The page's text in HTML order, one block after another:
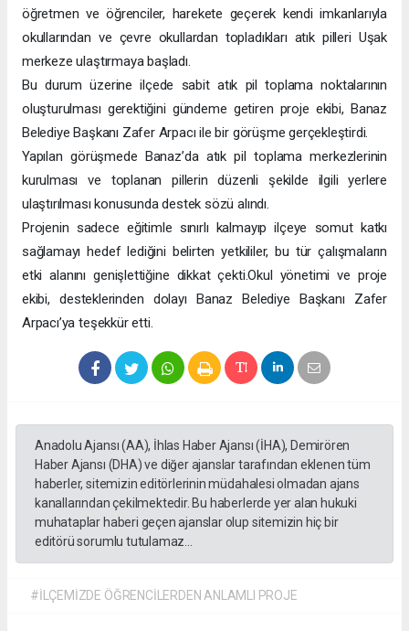
öğretmen ve öğrenciler, harekete geçerek kendi imkanlarıyla
okullarından ve çevre okullardan topladıkları atık pilleri Uşak
merkeze ulaştırmaya başladı.
Bu durum üzerine ilçede sabit atık pil toplama noktalarının
oluşturulması gerektiğini gündeme getiren proje ekibi, Banaz
Belediye Başkanı Zafer Arpacı ile bir görüşme gerçekleştirdi.
Yapılan görüşmede Banaz’da atık pil toplama merkezlerinin
kurulması ve toplanan pillerin düzenli şekilde ilgili yerlere
ulaştırılması konusunda destek sözü alındı.
Projenin sadece eğitimle sınırlı kalmayıp ilçeye somut katkı
sağlamayı hedef lediğini belirten yetkililer, bu tür çalışmaların
etki alanını genişlettiğine dikkat çekti.Okul yönetimi ve proje
ekibi, desteklerinden dolayı Banaz Belediye Başkanı Zafer
Arpacı’ya teşekkür etti.
Anadolu Ajansı (AA), İhlas Haber Ajansı (İHA), Demirören
Haber Ajansı (DHA) ve diğer ajanslar tarafından eklenen tüm
haberler, sitemizin editörlerinin müdahalesi olmadan ajans
kanallarından çekilmektedir. Bu haberlerde yer alan hukuki
muhataplar haberi geçen ajanslar olup sitemizin hiç bir
editörü sorumlu tutulamaz...
#İLÇEMİZDE ÖĞRENCİLERDEN ANLAMLI PROJE